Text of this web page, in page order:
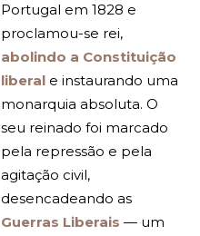
Portugal em 1828 e
proclamou-se rei,
abolindo a Constituição
liberale instaurando uma
monarquia absoluta. O
seu reinado foi marcado
pela repressão e pela
agitação civil,
desencadeando as
Guerras Liberais — um